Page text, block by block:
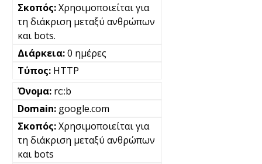
Χρησιμοποιείται για
τη διάκριση μεταξύ ανθρώπων
και bots.
0 ημέρες
HTTP
rc::b
google.com
Χρησιμοποιείται για
τη διάκριση μεταξύ ανθρώπων
και bots